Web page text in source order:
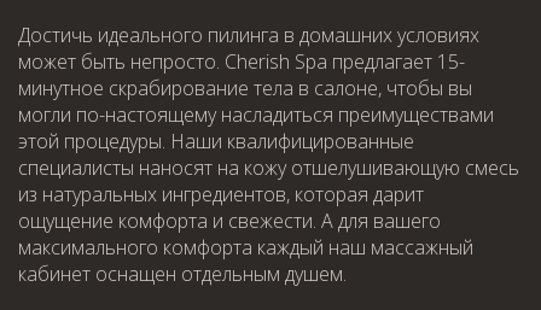
Достичь идеального пилинга в домашних условиях
может быть непросто. Cherish Spa предлагает 15-
минутное скрабирование тела в салоне, чтобы вы
могли по-настоящему насладиться преимуществами
этой процедуры. Наши квалифицированные
специалисты наносят на кожу отшелушивающую смесь
из натуральных ингредиентов, которая дарит
ощущение комфорта и свежести. А для вашего
максимального комфорта каждый наш массажный
кабинет оснащен отдельным душем.
WhatsApp Telephone
WhatsApp Telephone